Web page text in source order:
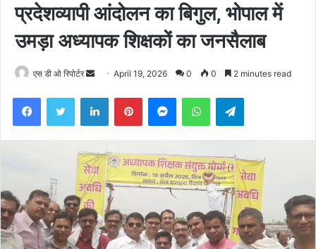
प्रदेशव्यापी आंदोलन का बिगुल, भोपाल में
उमड़ा अध्यापक शिक्षकों का जनसैलाब
एस डी ओ रिपोर्टर
Send April 19, 2026 0 0 2 minutes read
FacebookTwitter LinkedInPinterestMessengerWhatsAppTelegram